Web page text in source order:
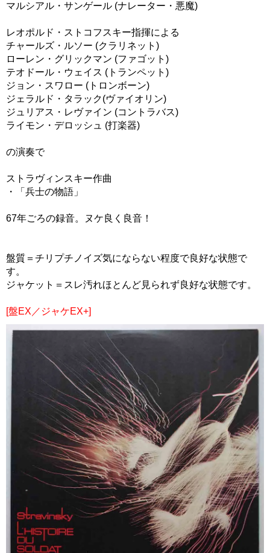
マルシアル・サンゲール (ナレーター・悪魔)
レオポルド・ストコフスキー指揮による
チャールズ・ルソー (クラリネット)
ローレン・グリックマン (ファゴット)
テオドール・ウェイス (トランペット)
ジョン・スワロー (トロンボーン)
ジェラルド・タラック(ヴァイオリン)
ジュリアス・レヴァイン (コントラバス)
ライモン・デロッシュ (打楽器)
の演奏で
ストラヴィンスキー作曲
・「兵士の物語」
67年ごろの録音。ヌケ良く良音！
盤質＝チリプチノイズ気にならない程度で良好な状態で
す。
ジャケット＝スレ汚れほとんど見られず良好な状態です。
[盤EX／ジャケEX+]